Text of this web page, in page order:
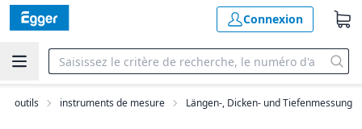
Connexion
outils instruments de mesure Längen-, Dicken- und Tiefenmessung